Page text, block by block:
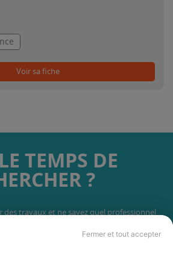
Fermer et tout accepter
Voir sa fiche
TEMPS DE
?
des travaux et ne savez quel professionnel
partout en France.